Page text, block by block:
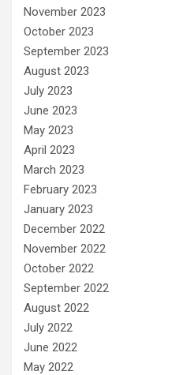
November 2023
October 2023
September 2023
August 2023
July 2023
June 2023
May 2023
April 2023
March 2023
February 2023
January 2023
December 2022
November 2022
October 2022
September 2022
August 2022
July 2022
June 2022
May 2022